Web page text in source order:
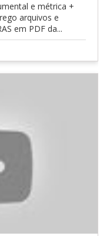
e métrica +
arquivos e
em PDF da...